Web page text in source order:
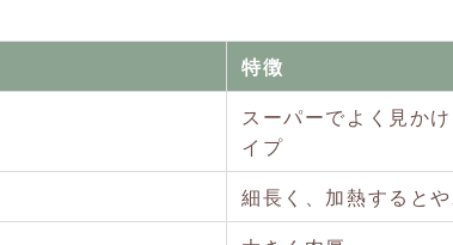
特徴
スーパーでよく見か
イプ
細長く、加熱すると